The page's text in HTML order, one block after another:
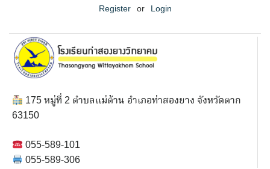
Register or Login
175 หมู่ที่ 2 ตำบลแม่ต้าน อำเภอท่าสองยาง จังหวัดตาก
63150
055-589-101
055-589-306